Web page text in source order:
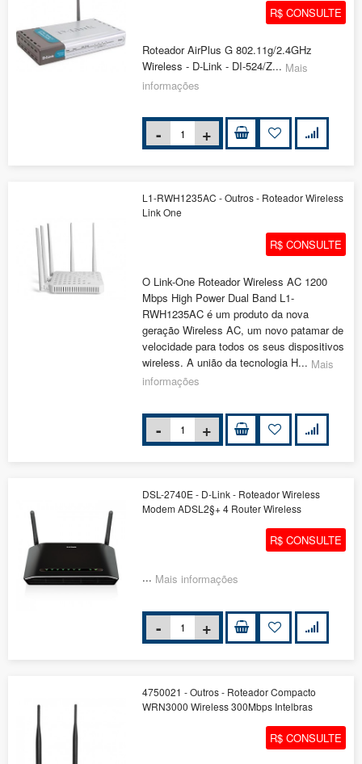
R$ CONSULTE
Roteador AirPlus G 802.11g/2.4GHz
Wireless - D-Link - DI-524/Z... Mais
informações
L1-RWH1235AC - Outros - Roteador Wireless
Link One
R$ CONSULTE
O Link-One Roteador Wireless AC 1200
Mbps High Power Dual Band L1-
RWH1235AC é um produto da nova
geração Wireless AC, um novo patamar de
velocidade para todos os seus dispositivos
wireless. A união da tecnologia H... Mais
informações
DSL-2740E - D-Link - Roteador Wireless
Modem ADSL2§+ 4 Router Wireless
R$ CONSULTE
... Mais informações
4750021 - Outros - Roteador Compacto
WRN3000 Wireless 300Mbps Intelbras
R$ CONSULTE